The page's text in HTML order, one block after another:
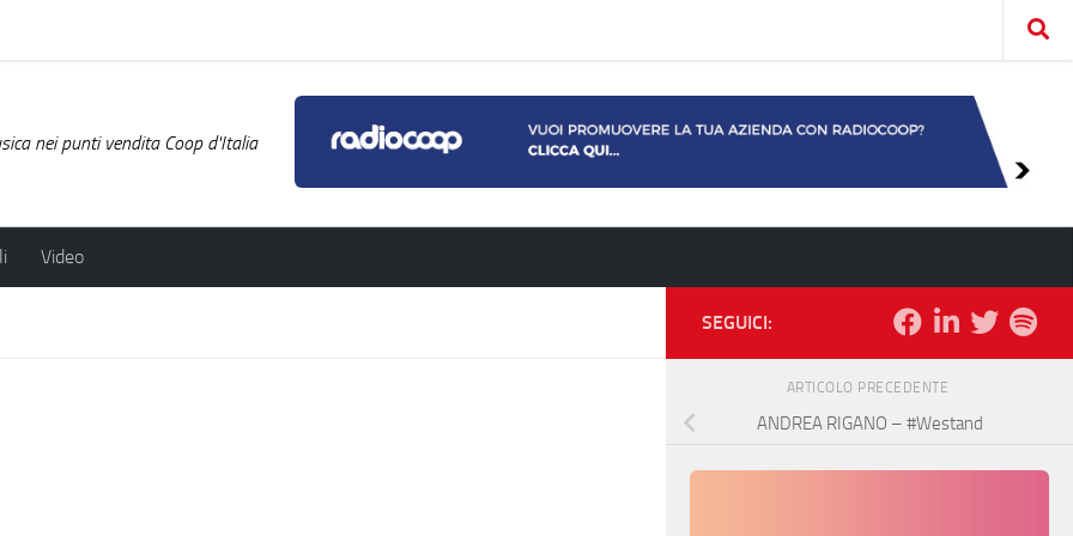
nei punti vendita Coop d'Italia
Video
SEGUICI:
ARTICOLO PRECEDENTE
ANDREA RIGANO – #Westand